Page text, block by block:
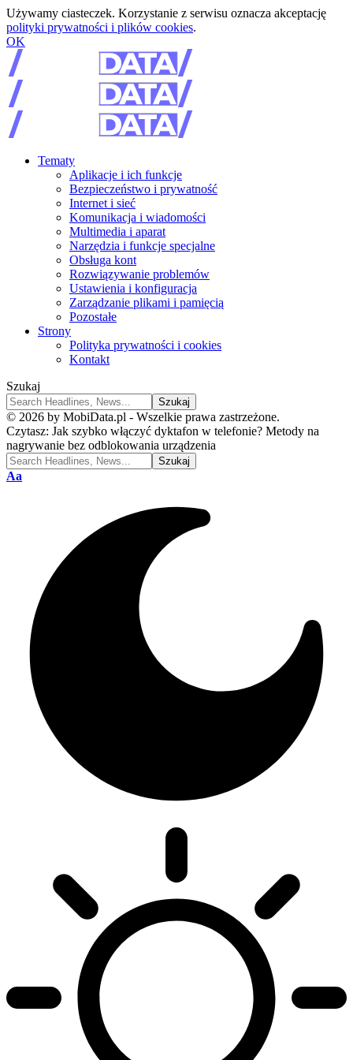
Używamy ciasteczek. Korzystanie z serwisu oznacza akceptację
polityki prywatności i plików cookies.
OK
Tematy
Aplikacje i ich funkcje
Bezpieczeństwo i prywatność
Internet i sieć
Komunikacja i wiadomości
Multimedia i aparat
Narzędzia i funkcje specjalne
Obsługa kont
Rozwiązywanie problemów
Ustawienia i konfiguracja
Zarządzanie plikami i pamięcią
Pozostałe
Strony
Polityka prywatności i cookies
Kontakt
Szukaj
© 2026 by MobiData.pl - Wszelkie prawa zastrzeżone.
Czytasz: Jak szybko włączyć dyktafon w telefonie? Metody na
nagrywanie bez odblokowania urządzenia
Font
Aa